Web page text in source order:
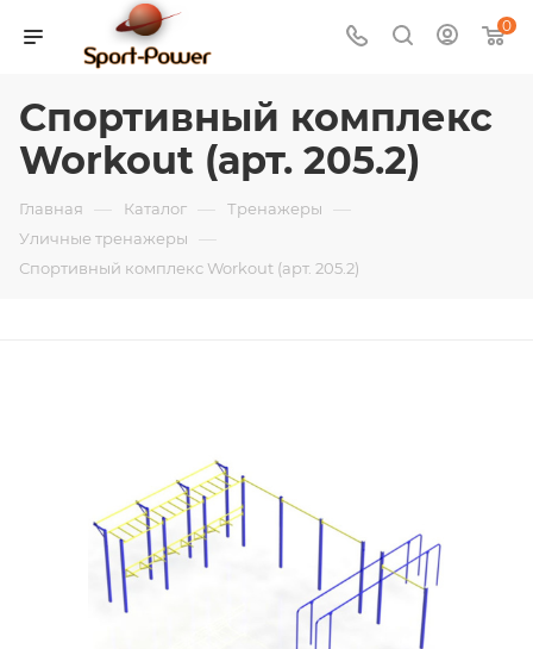
0
Спортивный комплекс
Workout (арт. 205.2)
Главная — Каталог — Тренажеры —
Уличные тренажеры —
Спортивный комплекс Workout (арт. 205.2)